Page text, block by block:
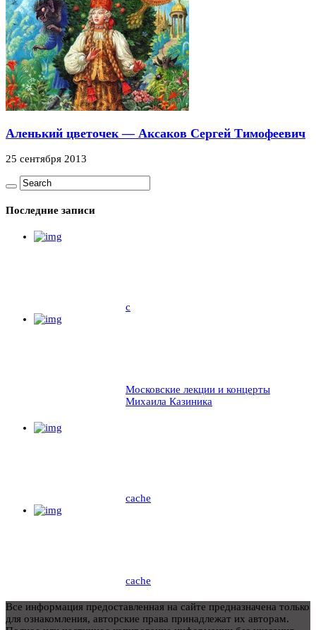
Аленький цветочек — Аксаков Сергей Тимофеевич
25 сентября 2013
Последние записи
c
Московские лекции и концерты
Михаила Казиника
cache
cache
Все информация предоставленная на сайте предназначена только
для ознакомления, авторские права принадлежат их авторам.